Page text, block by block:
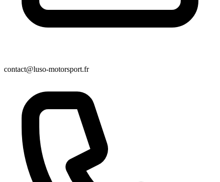
contact@luso-motorsport.fr